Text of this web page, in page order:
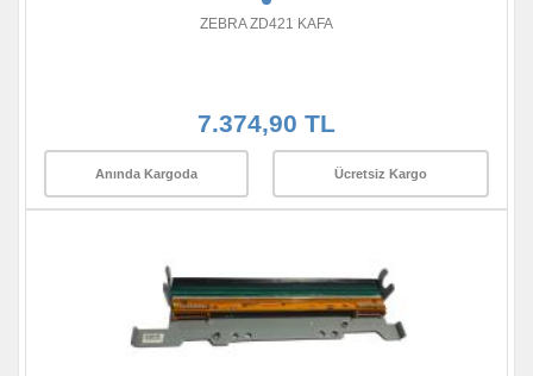
ZEBRA ZD421 KAFA
7.374,90 TL
Anında Kargoda Ücretsiz Kargo